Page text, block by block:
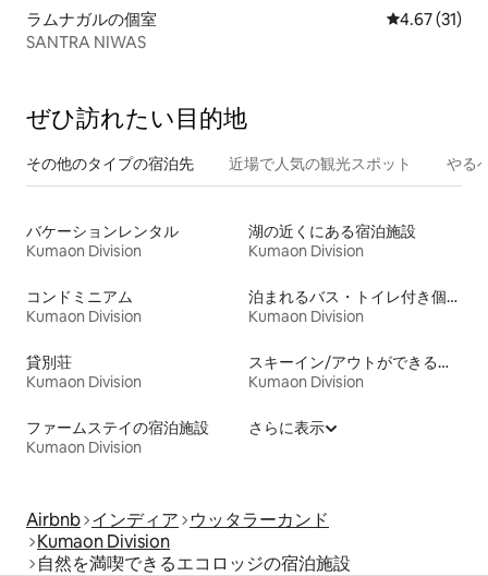
ラムナガルの個室 レビュー31
4.67 (31)
SANTRA NIWAS
ぜひ訪⁠れ⁠た⁠い目⁠的⁠地
その他のタ⁠イ⁠プ⁠の宿⁠泊⁠先 近場で人気の観光スポット やる
バケーションレンタル
Kumaon Division
湖の近くにある宿泊施設
Kumaon Division
コンドミニアム
Kumaon Division
泊まれるバス・トイレ付き個室
Kumaon Division
貸別荘
Kumaon Division
スキーイン/アウトができる宿泊先
Kumaon Division
ファームステイの宿泊施設
Kumaon Division
さらに表示
Airbnb インディア
ウッタラーカンド
Kumaon Division
自然を満喫できるエコロッジの宿泊施設